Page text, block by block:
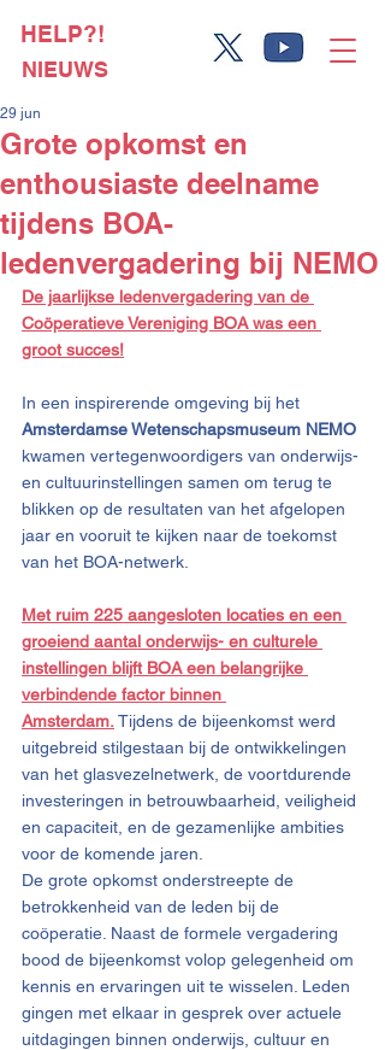
HELP?!
NIEUWS
Grote opkomst en
enthousiaste deelname
tijdens BOA-
ledenvergadering bij NEMO
29 jun
De jaarlijkse ledenvergadering van de
Coöperatieve Vereniging BOA was een
groot succes!
In een inspirerende omgeving bij het
Amsterdamse Wetenschapsmuseum NEMO
kwamen vertegenwoordigers van onderwijs-
en cultuurinstellingen samen om terug te
blikken op de resultaten van het afgelopen
jaar en vooruit te kijken naar de toekomst
van het BOA-netwerk.
Met ruim 225 aangesloten locaties en een
groeiend aantal onderwijs- en culturele
instellingen blijft BOA een belangrijke
verbindende factor binnen
Amsterdam. Tijdens de bijeenkomst werd
uitgebreid stilgestaan bij de ontwikkelingen
van het glasvezelnetwerk, de voortdurende
investeringen in betrouwbaarheid, veiligheid
en capaciteit, en de gezamenlijke ambities
voor de komende jaren.
De grote opkomst onderstreepte de
betrokkenheid van de leden bij de
coöperatie. Naast de formele vergadering
bood de bijeenkomst volop gelegenheid om
kennis en ervaringen uit te wisselen. Leden
gingen met elkaar in gesprek over actuele
uitdagingen binnen onderwijs, cultuur en